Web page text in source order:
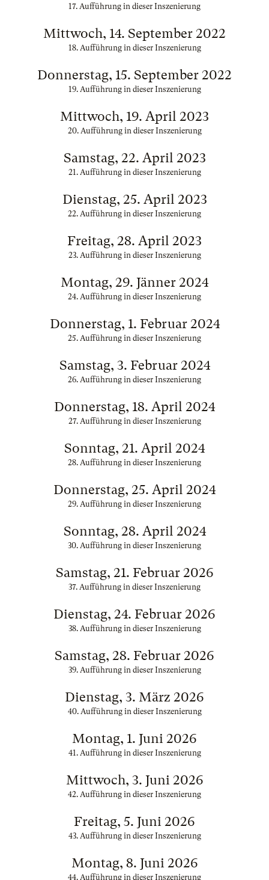
17. Aufführung in dieser Inszenierung
Mittwoch, 14. September 2022
18. Aufführung in dieser Inszenierung
Donnerstag, 15. September 2022
19. Aufführung in dieser Inszenierung
Mittwoch, 19. April 2023
20. Aufführung in dieser Inszenierung
Samstag, 22. April 2023
21. Aufführung in dieser Inszenierung
Dienstag, 25. April 2023
22. Aufführung in dieser Inszenierung
Freitag, 28. April 2023
23. Aufführung in dieser Inszenierung
Montag, 29. Jänner 2024
24. Aufführung in dieser Inszenierung
Donnerstag, 1. Februar 2024
25. Aufführung in dieser Inszenierung
Samstag, 3. Februar 2024
26. Aufführung in dieser Inszenierung
Donnerstag, 18. April 2024
27. Aufführung in dieser Inszenierung
Sonntag, 21. April 2024
28. Aufführung in dieser Inszenierung
Donnerstag, 25. April 2024
29. Aufführung in dieser Inszenierung
Sonntag, 28. April 2024
30. Aufführung in dieser Inszenierung
Samstag, 21. Februar 2026
37. Aufführung in dieser Inszenierung
Dienstag, 24. Februar 2026
38. Aufführung in dieser Inszenierung
Samstag, 28. Februar 2026
39. Aufführung in dieser Inszenierung
Dienstag, 3. März 2026
40. Aufführung in dieser Inszenierung
Montag, 1. Juni 2026
41. Aufführung in dieser Inszenierung
Mittwoch, 3. Juni 2026
42. Aufführung in dieser Inszenierung
Freitag, 5. Juni 2026
43. Aufführung in dieser Inszenierung
Montag, 8. Juni 2026
44. Aufführung in dieser Inszenierung